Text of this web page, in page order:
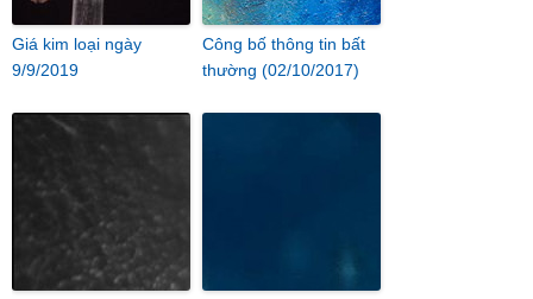
Giá kim loại ngày
9/9/2019
Công bố thông tin bất
thường (02/10/2017)